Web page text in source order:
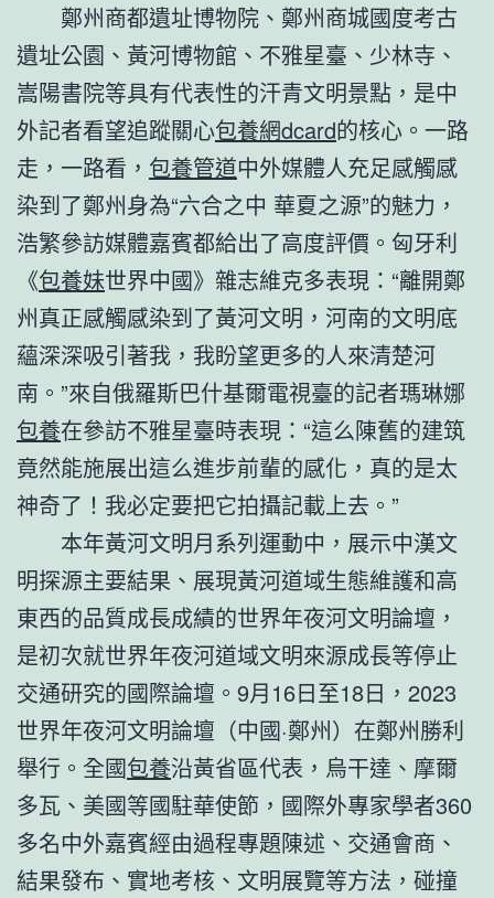
鄭州商都遺址博物院、鄭州商城國度考古
遺址公園、黃河博物館、不雅星臺、少林寺、
嵩陽書院等具有代表性的汗青文明景點，是中
外記者看望追蹤關心包養網dcard的核心。一路
走，一路看， 包養管道中外媒體人充足感觸感
染到了鄭州身為“六合之中 華夏之源”的魅力，
浩繁參訪媒體嘉賓都給出了高度評價。匈牙利
《包養妹世界中國》雜志維克多表現：“離開鄭
州真正感觸感染到了黃河文明，河南的文明底
蘊深深吸引著我，我盼望更多的人來清楚河
南。”來自俄羅斯巴什基爾電視臺的記者瑪琳娜
包養在參訪不雅星臺時表現：“這么陳舊的建筑
竟然能施展出這么進步前輩的感化，真的是太
神奇了！我必定要把它拍攝記載上去。”
本年黃河文明月系列運動中，展示中漢文
明探源主要結果、展現黃河道域生態維護和高
東西的品質成長成績的世界年夜河文明論壇，
是初次就世界年夜河道域文明來源成長等停止
交通研究的國際論壇。9月16日至18日，2023
世界年夜河文明論壇（中國·鄭州）在鄭州勝利
舉行。全國包養沿黃省區代表，烏干達、摩爾
多瓦、美國等國駐華使節，國際外專家學者360
多名中外嘉賓經由過程專題陳述、交通會商、
結果發布、實地考核、文明展覽等方法，碰撞